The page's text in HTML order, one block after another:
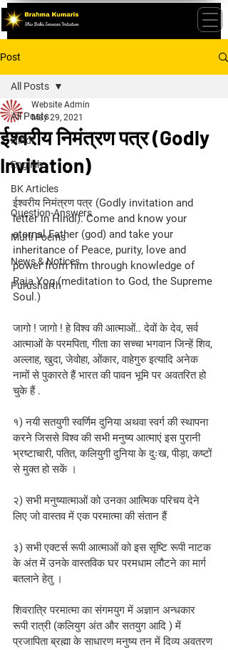
Post
All Posts
Hindi
English
BK Articles
Question-Answers
Murli Poems
News & Notices
Purusharth
All Posts
ईश्वरीय निमंत्रण पत्र (Godly
Invitation)
Website Admin
May 29, 2021
ईश्वरीय निमंत्रण पत्र (Godly invitation and
letter in Hindi). Come and know your
eternal Father (god) and take your
inheritance of Peace, purity, love and
power from him through knowledge of
Raja Yog (meditation to God, the Supreme
Soul.)
जागो ! जागो ! हे विश्व की आत्माओं.. देवों के देव, सर्व
आत्माओं के परमपिता, गीता का सच्चा भगवान जिन्हें शिव,
अल्लाह, खुदा, जेवोहा, ओंकार, वाहेगुरु इत्यादि अनेक
नामों से पुकारते हैं भारत की पावन भूमि पर अवतरित हो
चुके हैं .
१) नयी सतयुगी स्वर्णिम दुनिया अथवा स्वर्ग की स्थापना
करने जिससे विश्व की सभी मनुष्य आत्माएं इस पुरानी
भ्रष्टाचारी, पतित, कलियुगी दुनिया के दुःख, पीड़ा, कष्टों
से मुक्त हो सकें ।
२) सभी मनुष्यात्माओं को उनका आत्मिक परिचय देने
लिए जो वास्तव में एक परमात्मा की संतान हैं
३) सभी एक्टर्स रूपी आत्माओं को इस सृष्टि रूपी नाटक
के अंत में उनके वास्तविक घर परमधाम लौटने का मार्ग
बतलाने हेतु ।
शिवरात्रि परमात्मा का संगमयुग में अज्ञान अन्धकार
रूपी रात्री (कलियुग अंत और सतयुग आदि ) में
प्रजापिता ब्रह्मा के साधारण मनुष्य तन में दिव्य अवतरण